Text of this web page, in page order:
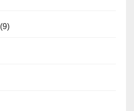
(9)